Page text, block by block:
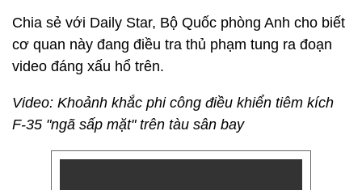
Chia sẻ với Daily Star, Bộ Quốc phòng Anh cho biết
cơ quan này đang điều tra thủ phạm tung ra đoạn
video đáng xấu hổ trên.
Video: Khoảnh khắc phi công điều khiển tiêm kích
F-35 "ngã sấp mặt" trên tàu sân bay